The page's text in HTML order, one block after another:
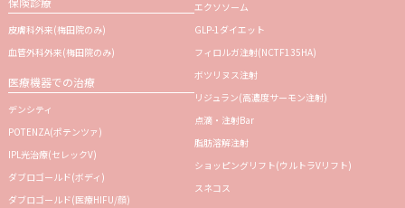
皮膚科外来(梅田院のみ)
血管外科外来(梅田院のみ)
医療機器での治療
デンシティ
POTENZA(ポテンツァ)
IPL光治療(セレックV)
ダブロゴールド(ボディ)
ダブロゴールド(医療HIFU/顔)
エクソソーム
GLP-1ダイエット
フィロルガ注射(NCTF135HA)
ボツリヌス注射
リジュラン(高濃度サーモン注射)
点滴・注射Bar
脂肪溶解注射
ショッピングリフト(ウルトラVリフト)
スネコス